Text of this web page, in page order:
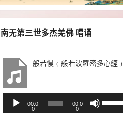
南无第三世多杰羌佛 唱诵
般若慢﹙般若波羅密多心經﹚
00:0
0
00:0
0